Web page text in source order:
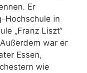
Er
Hochschule in
„Franz Liszt“
war er
Essen,
wie